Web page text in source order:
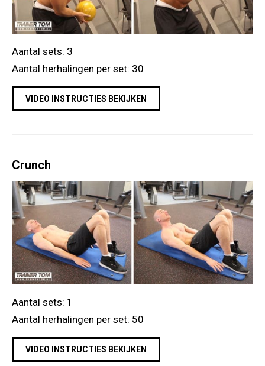
Aantal sets: 3
Aantal herhalingen per set: 30
VIDEO INSTRUCTIES BEKIJKEN
Crunch
Aantal sets: 1
Aantal herhalingen per set: 50
VIDEO INSTRUCTIES BEKIJKEN